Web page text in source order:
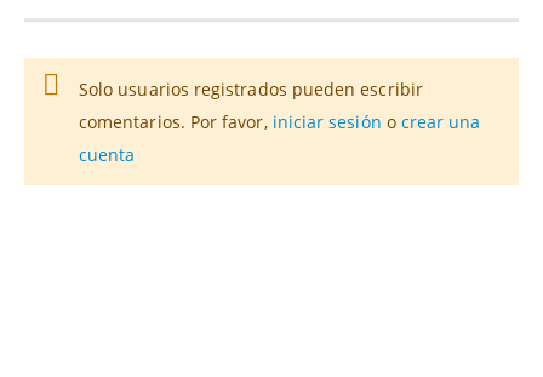
Solo usuarios registrados pueden escribir
comentarios. Por favor, iniciar sesión o crear una
cuenta